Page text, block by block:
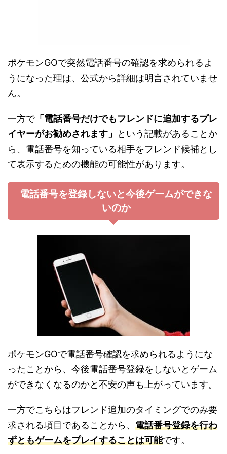
ポケモンGOで突然電話番号の確認を求められるよ
うになった理は、公式から詳細は明言されていませ
ん。
一方で「電話番号だけでもフレンドに追加するプレ
イヤーがお勧めされます」
という記載があることか
ら、電話番号を知っている相手をフレンド候補とし
て表示するための機能の可能性があります。
電話番号を登録しないと今後ゲームができな
いのか
ポケモンGOで電話番号確認を求められるようにな
ったことから、今後電話番号登録をしないとゲーム
ができなくなるのかと不安の声も上がっています。
一方でこちらはフレンド追加のタイミングでのみ要
求される項目であることから、 電話番号登録を行わ
ずともゲームをプレイすることは可能です。